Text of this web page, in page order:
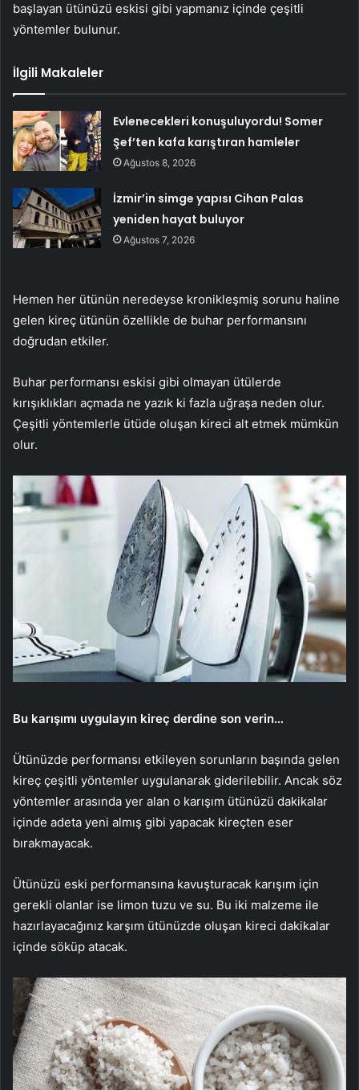
başlayan ütünüzü eskisi gibi yapmanız içinde çeşitli
yöntemler bulunur.
İlgili Makaleler
Evlenecekleri konuşuluyordu! Somer
Şef’ten kafa karıştıran hamleler
Ağustos 8, 2026
İzmir’in simge yapısı Cihan Palas
yeniden hayat buluyor
Ağustos 7, 2026
Hemen her ütünün neredeyse kronikleşmiş sorunu haline
gelen kireç ütünün özellikle de buhar performansını
doğrudan etkiler.
Buhar performansı eskisi gibi olmayan ütülerde
kırışıklıkları açmada ne yazık ki fazla uğraşa neden olur.
Çeşitli yöntemlerle ütüde oluşan kireci alt etmek mümkün
olur.
Bu karışımı uygulayın kireç derdine son verin…
Ütünüzde performansı etkileyen sorunların başında gelen
kireç çeşitli yöntemler uygulanarak giderilebilir. Ancak söz
yöntemler arasında yer alan o karışım ütünüzü dakikalar
içinde adeta yeni almış gibi yapacak kireçten eser
bırakmayacak.
Ütünüzü eski performansına kavuşturacak karışım için
gerekli olanlar ise limon tuzu ve su. Bu iki malzeme ile
hazırlayacağınız karşım ütünüzde oluşan kireci dakikalar
içinde söküp atacak.